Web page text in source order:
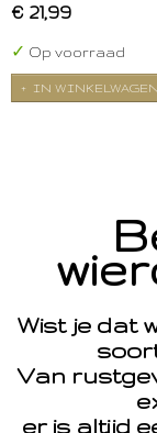
€ 21,99
✓ Op voorraad
IN WINKELWAGEN
Wist je dat
Van
er is altijd